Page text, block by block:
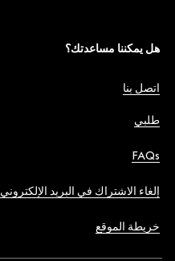
هل يمكننا مساعدتك؟
اتصل بنا
طلبي
FAQs
إلغاء الاشتراك في البريد الإلكتروني
خريطة الموقع